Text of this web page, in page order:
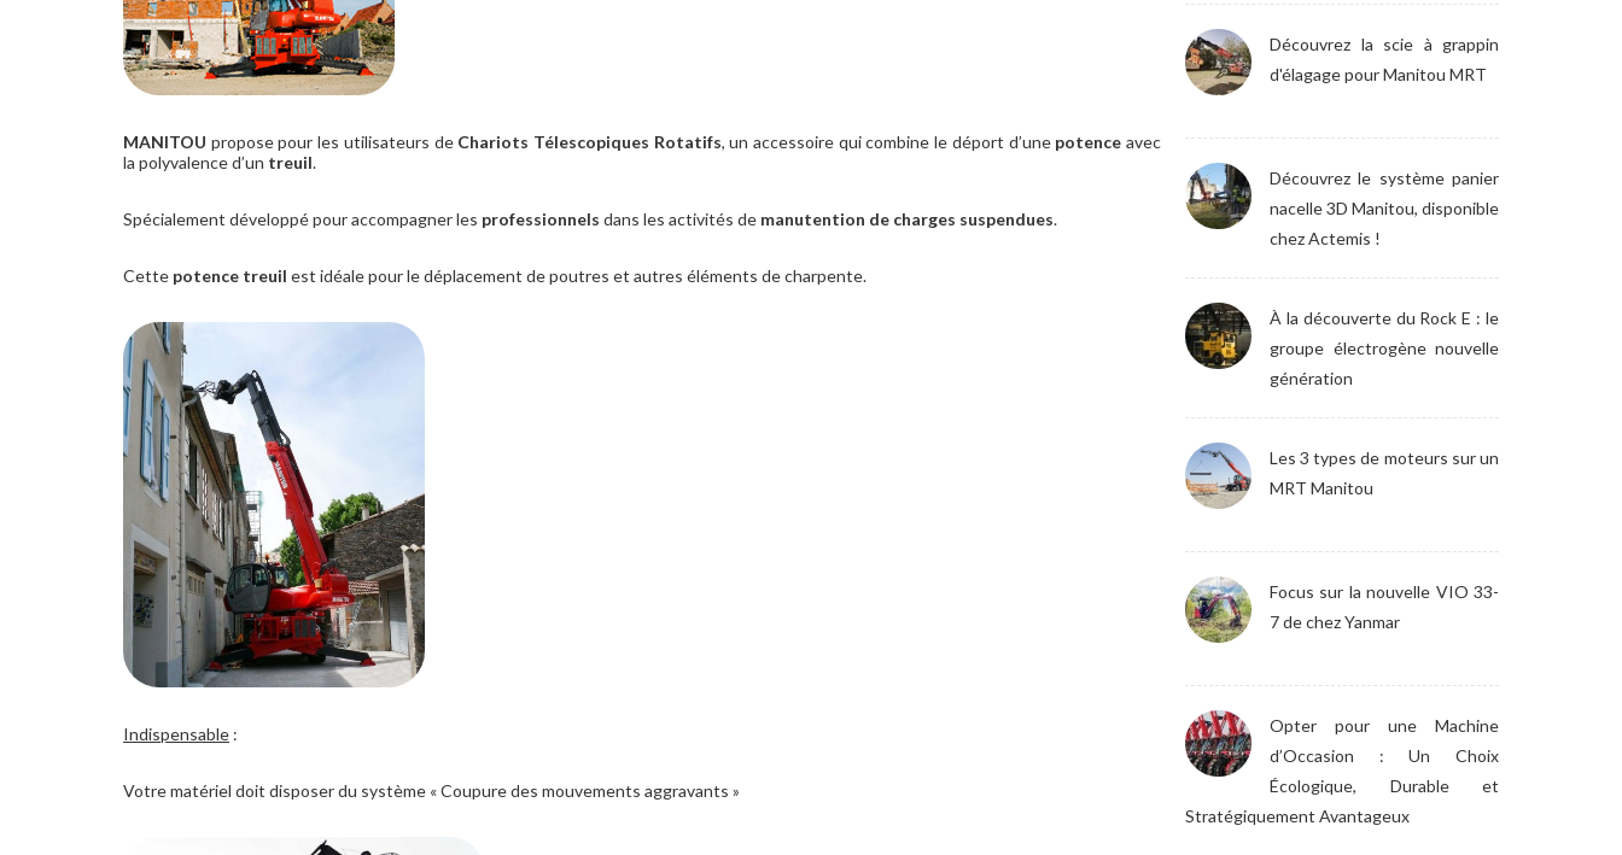
MANITOU propose pour les utilisateurs de Chariots Télescopiques Rotatifs, un accessoire qui combine le déport d’une potence avec
la polyvalence d’un treuil.
Spécialement développé pour accompagner les professionnels dans les activités de manutention de charges suspendues.
Cette potence treuil est idéale pour le déplacement de poutres et autres éléments de charpente.
Indispensable :
Votre matériel doit disposer du système « Coupure des mouvements aggravants »
Découvrez la scie à grappin
d'élagage pour Manitou MRT
Découvrez le système panier
nacelle 3D Manitou, disponible
chez Actemis !
À la découverte du Rock E : le
groupe électrogène nouvelle
génération
Les 3 types de moteurs sur un
MRT Manitou
Focus sur la nouvelle VIO 33-
7 de chez Yanmar
Opter pour une Machine
d’Occasion : Un Choix
Écologique, Durable et
Stratégiquement Avantageux